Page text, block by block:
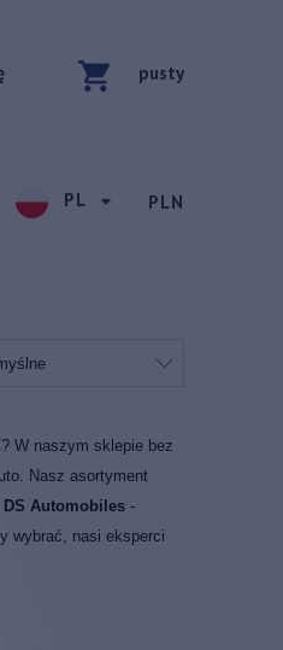
pusty
PL PLN
W naszym sklepie bez
Nasz asortyment
Automobiles -
wybrać, nasi eksperci